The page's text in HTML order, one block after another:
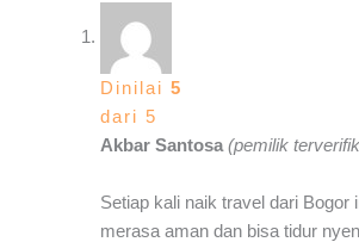
Dinilai 5
dari 5
Akbar Santosa(pemilik
Setiap kali naik travel dari Bogor
merasa aman dan bisa tidur